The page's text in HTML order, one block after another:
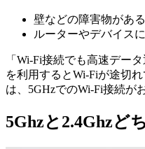
壁などの障害物があ
ルーターやデバイス
「Wi-Fi接続でも高速デー
を利用するとWi-Fiが途切
は、5GHzでのWi-Fi接続が
5Ghzと2.4Ghzど